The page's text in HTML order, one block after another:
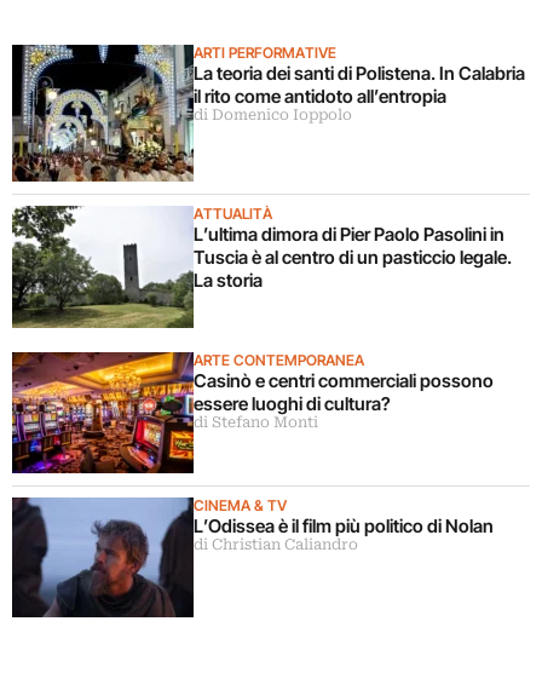
ARTI PERFORMATIVE
La teoria dei santi di Polistena. In Calabria
il rito come antidoto all’entropia
di Domenico Ioppolo
ATTUALITÀ
L’ultima dimora di Pier Paolo Pasolini in
Tuscia è al centro di un pasticcio legale.
La storia
ARTE CONTEMPORANEA
Casinò e centri commerciali possono
essere luoghi di cultura?
di Stefano Monti
CINEMA & TV
L’Odissea è il film più politico di Nolan
di Christian Caliandro